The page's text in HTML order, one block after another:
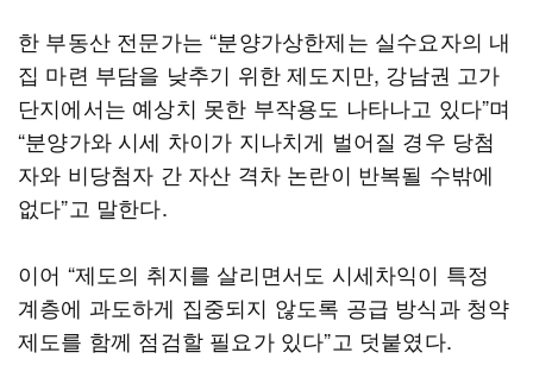
한 부동산 전문가는 “분양가상한제는 실수요자의 내
집 마련 부담을 낮추기 위한 제도지만, 강남권 고가
단지에서는 예상치 못한 부작용도 나타나고 있다”며
“분양가와 시세 차이가 지나치게 벌어질 경우 당첨
자와 비당첨자 간 자산 격차 논란이 반복될 수밖에
없다”고 말한다.
이어 “제도의 취지를 살리면서도 시세차익이 특정
계층에 과도하게 집중되지 않도록 공급 방식과 청약
제도를 함께 점검할 필요가 있다”고 덧붙였다.